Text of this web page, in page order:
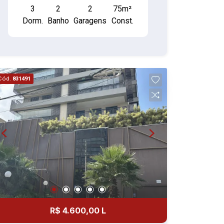
churrasqueira, forno de pizza, fitness,
coworking, bike Sharing.
3
Dorm.
2
Banho
2
Garagens
75m²
Const.
831491
R$ 4.600,00 L